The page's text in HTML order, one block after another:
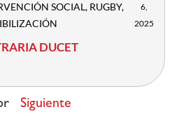
SOCIAL, RUGBY,
6,
2025
DUCET
Siguiente